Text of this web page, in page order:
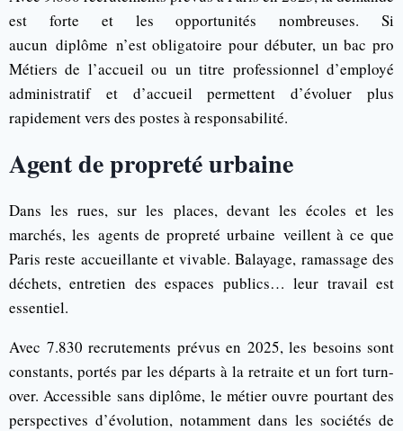
est forte et les opportunités nombreuses. Si
aucun diplôme n’est obligatoire pour débuter, un bac pro
Métiers de l’accueil ou un titre professionnel d’employé
administratif et d’accueil permettent d’évoluer plus
rapidement vers des postes à responsabilité.
Agent de propreté urbaine
Dans les rues, sur les places, devant les écoles et les
marchés, les agents de propreté urbaine veillent à ce que
Paris reste accueillante et vivable. Balayage, ramassage des
déchets, entretien des espaces publics… leur travail est
essentiel.
Avec 7.830 recrutements prévus en 2025, les besoins sont
constants, portés par les départs à la retraite et un fort turn-
over. Accessible sans diplôme, le métier ouvre pourtant des
perspectives d’évolution, notamment dans les sociétés de